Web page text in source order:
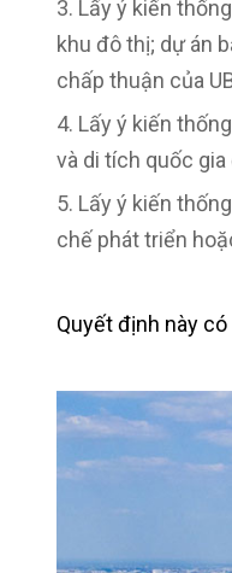
Lấy ý kiến
khu đô thị; dự án
chấp thuận của
Lấy ý kiến
và di tích quốc
Lấy ý kiến
chế phát triển
Quyết định này